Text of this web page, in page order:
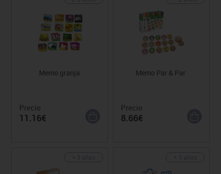
Memo granja
Precio
11.16€
Memo Par & Par
Precio
8.66€